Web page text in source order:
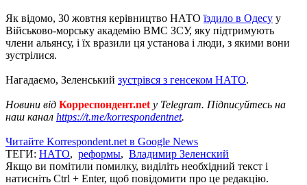
Як відомо, 30 жовтня керівництво НАТО їздило в Одесу у
Військово-морську академію ВМС ЗСУ, яку підтримують
члени альянсу, і їх вразили ця установа і люди, з якими вони
зустрілися.
Нагадаємо, Зеленський зустрівся з генсеком НАТО.
Новини від Корреспондент.net у Telegram. Підписуйтесь на
наш канал https://t.me/korrespondentnet.
Читайте Korrespondent.net в Google News
ТЕГИ: НАТО, реформы, Владимир Зеленский
Якщо ви помітили помилку, виділіть необхідний текст і
натисніть Ctrl + Enter, щоб повідомити про це редакцію.